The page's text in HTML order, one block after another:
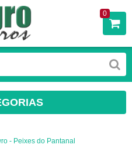
0
- Peixes do Pantanal